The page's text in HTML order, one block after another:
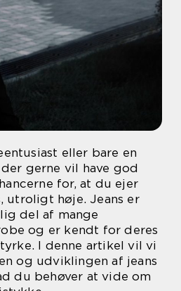
eller bare en
gerne vil have god
for, at du ejer
utroligt høje. Jeans er
del af mange
og er kendt for deres
I denne artikel vil vi
og udviklingen af jeans
du behøver at vide om